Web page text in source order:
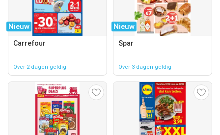
Nieuw
Carrefour
Over 2 dagen geldig
Nieuw
Spar
Over 3 dagen geldig